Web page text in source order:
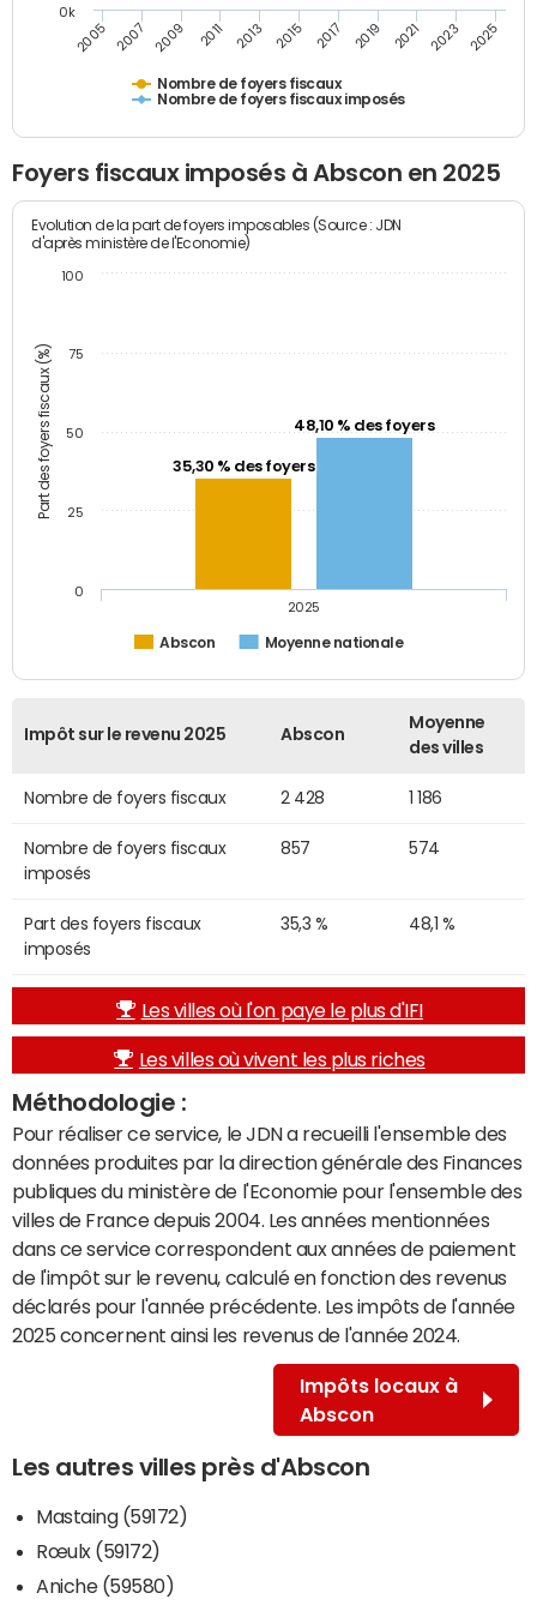
Nombre de foyers fiscaux
Nombre de foyers fiscaux imposés
2005 2007 2009 2011 2013 2015 2017 2019 2021 2023 2025
0k
Foyers fiscaux imposés à Abscon en 2025
Part des foyers fiscaux (%)
Evolution de la part de foyers imposables (Source : JDN
d'après ministère de l'Economie)
35,30 % des foyers
48,10 % des foyers
Abscon Moyenne nationale
2025
0
25
50
75
100
Impôt sur le revenu 2025 Abscon
Moyenne
des villes
Nombre de foyers fiscaux 2 428 1 186
Nombre de foyers fiscaux
imposés
857 574
Part des foyers fiscaux
imposés
35,3 % 48,1 %
Les villes où l'on paye le plus d'IFI
Les villes où vivent les plus riches
Méthodologie :
Pour réaliser ce service, le JDN a recueilli l'ensemble des
données produites par la direction générale des Finances
publiques du ministère de l'Economie pour l'ensemble des
villes de France depuis 2004. Les années mentionnées
dans ce service correspondent aux années de paiement
de l'impôt sur le revenu, calculé en fonction des revenus
déclarés pour l'année précédente. Les impôts de l'année
2025 concernent ainsi les revenus de l'année 2024.
Impôts locaux à
Abscon
Les autres villes près d'Abscon
Mastaing (59172)
Rœulx (59172)
Aniche (59580)